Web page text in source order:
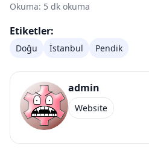
Okuma: 5 dk okuma
Etiketler:
Doğu İstanbul Pendik
admin
Website